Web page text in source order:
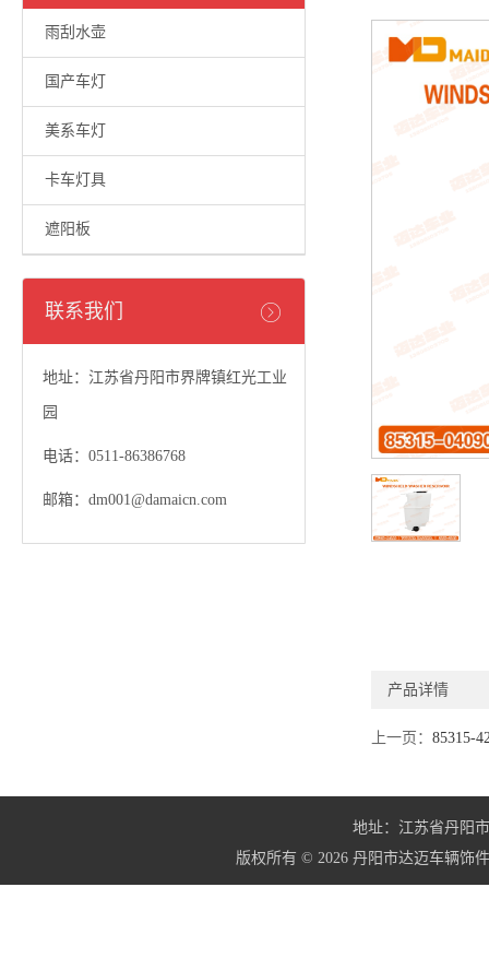
雨刮水壶
国产车灯
美系车灯
卡车灯具
遮阳板
联系我们
地址：江苏省丹阳市界牌镇红光工业
园
电话：0511-86386768
邮箱：dm001@damaicn.com
产品详情
上一页： 85315-
地址：江苏省丹阳
版权所有 © 2026 丹阳市达迈车辆饰